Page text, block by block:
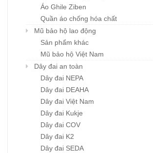
Áo Ghile Ziben
Quần áo chống hóa chất
Mũ bảo hộ lao động
Sản phẩm khác
Mũ bảo hộ Việt Nam
Dây đai an toàn
Dây đai NEPA
Dây đai DEAHA
Dây đai Việt Nam
Dây đai Kukje
Dây đai COV
Dây đai K2
Dây đai SEDA